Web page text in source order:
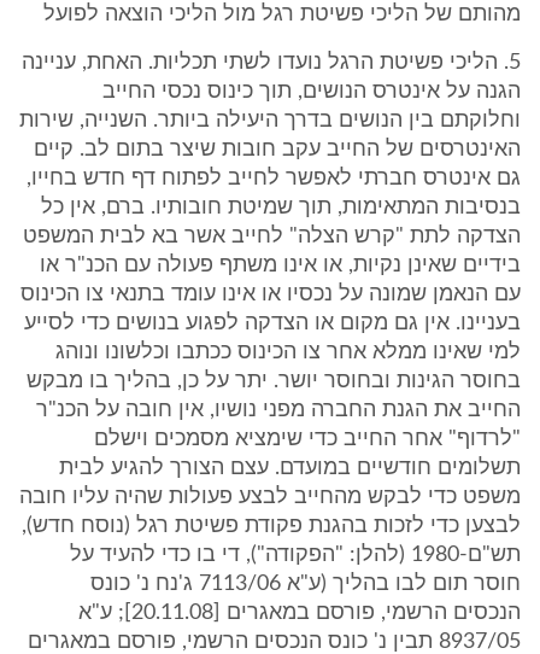
מהותם של הליכי פשיטת רגל מול הליכי הוצאה לפועל
5. הליכי פשיטת הרגל נועדו לשתי תכליות. האחת, עניינה
הגנה על אינטרס הנושים, תוך כינוס נכסי החייב
וחלוקתם בין הנושים בדרך היעילה ביותר. השנייה, שירות
האינטרסים של החייב עקב חובות שיצר בתום לב. קיים
גם אינטרס חברתי לאפשר לחייב לפתוח דף חדש בחייו,
בנסיבות המתאימות, תוך שמיטת חובותיו. ברם, אין כל
הצדקה לתת "קרש הצלה" לחייב אשר בא לבית המשפט
בידיים שאינן נקיות, או אינו משתף פעולה עם הכנ"ר או
עם הנאמן שמונה על נכסיו או אינו עומד בתנאי צו הכינוס
בעניינו. אין גם מקום או הצדקה לפגוע בנושים כדי לסייע
למי שאינו ממלא אחר צו הכינוס ככתבו וכלשונו ונוהג
בחוסר הגינות ובחוסר יושר. יתר על כן, בהליך בו מבקש
החייב את הגנת החברה מפני נושיו, אין חובה על הכנ"ר
"לרדוף" אחר החייב כדי שימציא מסמכים וישלם
תשלומים חודשיים במועדם. עצם הצורך להגיע לבית
משפט כדי לבקש מהחייב לבצע פעולות שהיה עליו חובה
לבצען כדי לזכות בהגנת פקודת פשיטת רגל (נוסח חדש),
תש"ם-1980 (להלן: "הפקודה"), די בו כדי להעיד על
חוסר תום לבו בהליך (ע"א 7113/06 ג'נח נ' כונס
הנכסים הרשמי, פורסם במאגרים [20.11.08]; ע"א
8937/05 תבין נ' כונס הנכסים הרשמי, פורסם במאגרים